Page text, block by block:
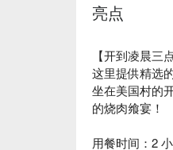
亮点
【开到凌晨三
这里提供精选
坐在美国村的
的烧肉飨宴！
用餐时间：2